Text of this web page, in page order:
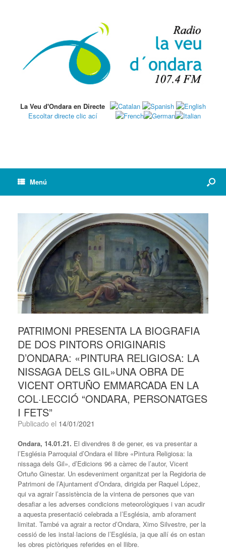
La Veu d'Ondara en Directe
Escoltar directe clic ací
Menú
PATRIMONI PRESENTA LA BIOGRAFIA
DE DOS PINTORS ORIGINARIS
D’ONDARA: «PINTURA RELIGIOSA: LA
NISSAGA DELS GIL»UNA OBRA DE
VICENT ORTUÑO EMMARCADA EN LA
COL·LECCIÓ “ONDARA, PERSONATGES
I FETS”
Publicado el 14/01/2021
Ondara, 14.01.21. El divendres 8 de gener, es va presentar a
l’Església Parroquial d’Ondara el llibre «Pintura Religiosa: la
nissaga dels Gil», d’Edicions 96 a càrrec de l’autor, Vicent
Ortuño Ginestar. Un esdeveniment organitzat per la Regidoria de
Patrimoni de l’Ajuntament d’Ondara, dirigida per Raquel López,
qui va agrair l’assistència de la vintena de persones que van
desafiar a les adverses condicions meteorològiques i van acudir
a aquesta presentació celebrada a l’Església, amb aforament
limitat. També va agrair a rector d’Ondara, Ximo Silvestre, per la
cessió de les instal·lacions de l’Església, ja que allí és on estan
les obres pictòriques referides en el llibre.